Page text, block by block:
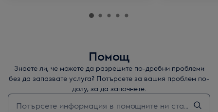
Помощ
Знаете ли, че можете да разрешите по-дребни проблеми
без да запазвате услуга? Потърсете за вашия проблем по-
долу, за да започнете.
Въведете текст за да потърсите статии за поддръжка